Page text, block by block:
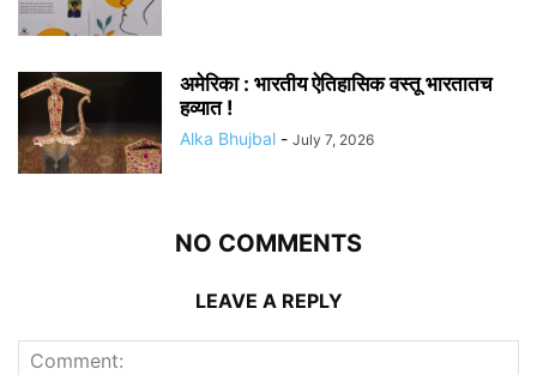
अमेरिका : भारतीय ऐतिहासिक वस्तू भारतातच
हव्यात !
Alka Bhujbal - July 7, 2026
NO COMMENTS
LEAVE A REPLY